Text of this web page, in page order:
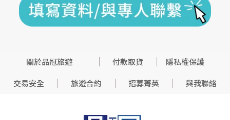
關於品冠旅遊 付款取貨
隱私權保護
交易安全
旅遊合約 招募菁英 與我聯絡